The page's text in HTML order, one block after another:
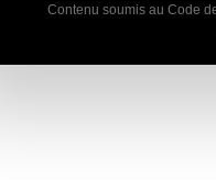
Contenu soumis au Code